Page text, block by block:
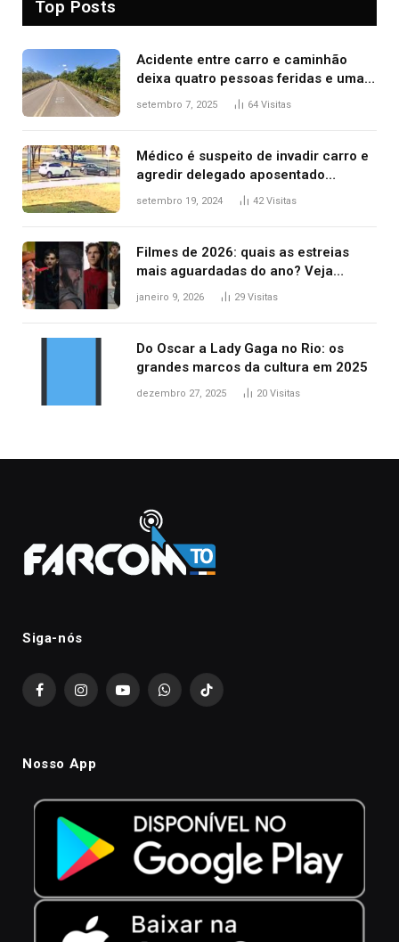
Top Posts
Acidente entre carro e caminhão
deixa quatro pessoas feridas e uma
mulher morta na TO-070
setembro 7, 2025 64 Visitas
Médico é suspeito de invadir carro e
agredir delegado aposentado
durante confusão no trânsito
setembro 19, 2024 42Visitas
Filmes de 2026: quais as estreias
mais aguardadas do ano? Veja
principais lançamentos do cinema
janeiro 9, 2026 29 Visitas
Do Oscar a Lady Gaga no Rio: os
grandes marcos da cultura em 2025
dezembro 27, 2025 20 Visitas
Siga-nós
FacebookInstagramYouTubeWhatsAppTikTok
Nosso App